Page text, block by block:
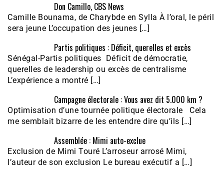
Don Camillo, CBS News
Camille Bounama, de Charybde en Sylla À l’oral, le péril
sera jeune L’occupation des jeunes […]
Partis politiques : Déficit, querelles et excès
Sénégal-Partis politiques Déficit de démocratie,
querelles de leadership ou excès de centralisme
L’expérience a montré […]
Campagne électorale : Vous avez dit 5.000 km ?
Optimisation d’une tournée politique électorale Cela
me semblait bizarre de les entendre dire qu’ils […]
Assemblée : Mimi auto-exclue
Exclusion de Mimi Touré L’arroseur arrosé Mimi,
l’auteur de son exclusion Le bureau exécutif a […]